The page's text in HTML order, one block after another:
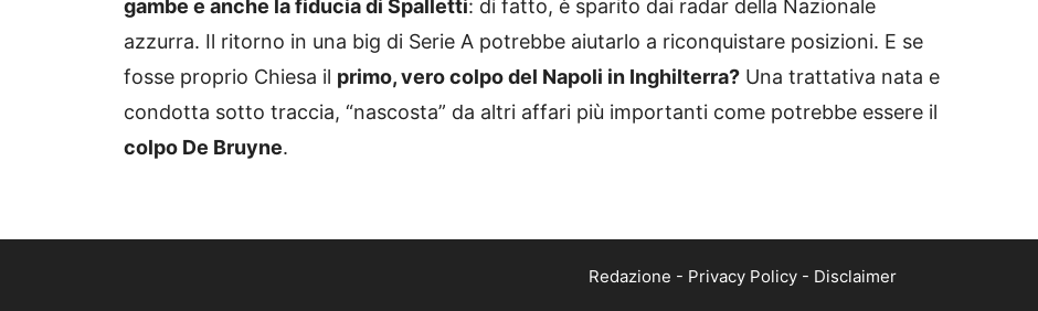
gambe e anche la fiducia di Spalletti: di fatto, è sparito dai radar della Nazionale
azzurra. Il ritorno in una big di Serie A potrebbe aiutarlo a riconquistare posizioni. E se
fosse proprio Chiesa il primo, vero colpo del Napoli in Inghilterra? Una trattativa nata e
condotta sotto traccia, “nascosta” da altri affari più importanti come potrebbe essere il
colpo De Bruyne.
Redazione - Privacy Policy- Disclaimer